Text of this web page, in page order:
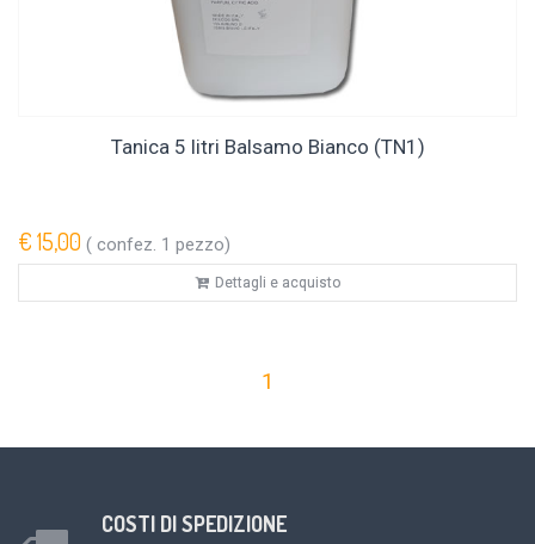
Tanica 5 litri Balsamo Bianco (TN1)
€ 15,00 ( confez. 1 pezzo)
Dettagli e acquisto
1
COSTI DI SPEDIZIONE